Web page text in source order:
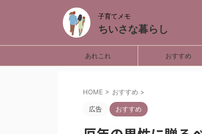
子育てメモ
ちいさな暮らし
あれこれ おすすめ
HOME > おすすめ >
広告 おすすめ